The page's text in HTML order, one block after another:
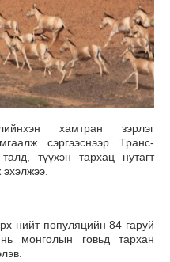
хамтран зэрлэг
сэргээснээр Транс-
түүхэн тархац нутагт
эхэлжээ.
нийт популяцийн 84 гаруй
монголын говьд тархан